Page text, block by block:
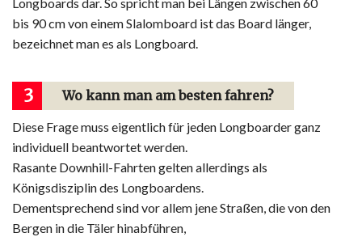
bis 90 cm von einem Slalomboard ist das Board länger,
bezeichnet man es als Longboard.
3 Wo kann man am besten fahren?
Diese Frage muss eigentlich für jeden Longboarder ganz
individuell beantwortet werden.
Rasante Downhill-Fahrten gelten allerdings als
Königsdisziplin des Longboardens.
Dementsprechend sind vor allem jene Straßen, die von den
Bergen in die Täler hinabführen,